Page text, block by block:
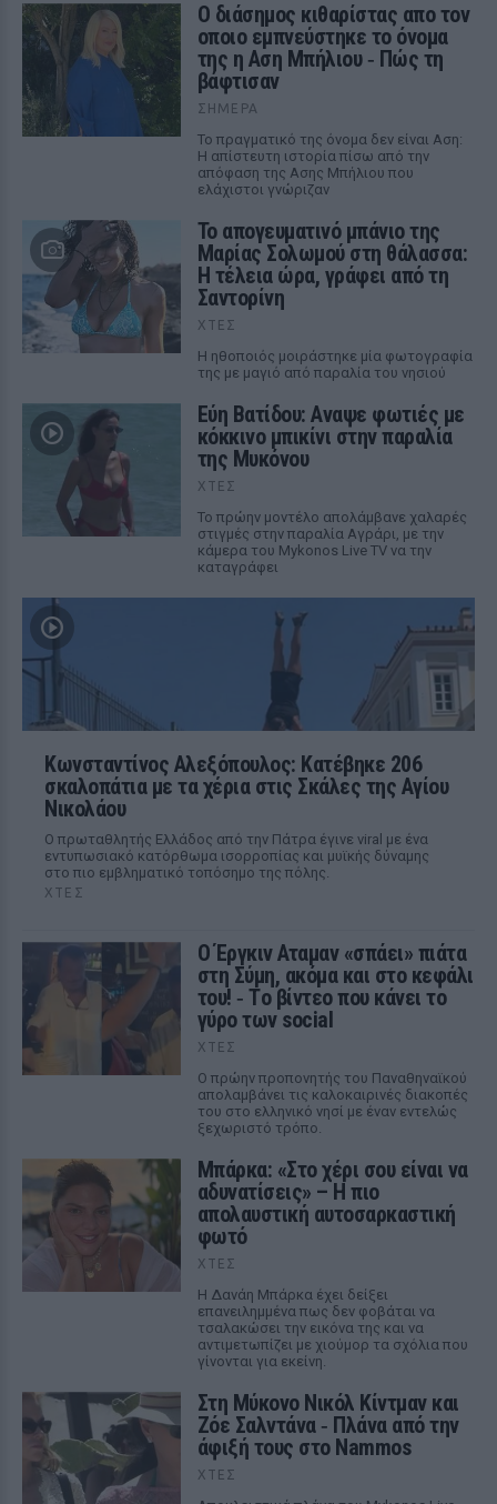
Ο διάσημος κιθαρίστας απο τον
οποιο εμπνεύστηκε το όνομα
της η Αση Μπήλιου ‑ Πώς τη
βάφτισαν
ΣΉΜΕΡΑ
Το πραγματικό της όνομα δεν είναι Αση:
Η απίστευτη ιστορία πίσω από την
απόφαση της Ασης Μπήλιου που
ελάχιστοι γνώριζαν
Το απογευματινό μπάνιο της
Μαρίας Σολωμού στη θάλασσα:
Η τέλεια ώρα, γράφει από τη
Σαντορίνη
ΧΤΕΣ
Η ηθοποιός μοιράστηκε μία φωτογραφία
της με μαγιό από παραλία του νησιού
Εύη Βατίδου: Αναψε φωτιές με
κόκκινο μπικίνι στην παραλία
της Μυκόνου
ΧΤΕΣ
Το πρώην μοντέλο απολάμβανε χαλαρές
στιγμές στην παραλία Αγράρι, με την
κάμερα του Mykonos Live TV να την
καταγράφει
Κωνσταντίνος Αλεξόπουλος: Κατέβηκε 206
σκαλοπάτια με τα χέρια στις Σκάλες της Αγίου
Νικολάου
Ο πρωταθλητής Ελλάδος από την Πάτρα έγινε viral με ένα
εντυπωσιακό κατόρθωμα ισορροπίας και μυϊκής δύναμης
στο πιο εμβληματικό τοπόσημο της πόλης.
ΧΤΕΣ
Ο Έργκιν Αταμαν «σπάει» πιάτα
στη Σύμη, ακόμα και στο κεφάλι
του! ‑ Tο βίντεο που κάνει το
γύρο των social
ΧΤΕΣ
Ο πρώην προπονητής του Παναθηναϊκού
απολαμβάνει τις καλοκαιρινές διακοπές
του στο ελληνικό νησί με έναν εντελώς
ξεχωριστό τρόπο.
Μπάρκα: «Στο χέρι σου είναι να
αδυνατίσεις» – Η πιο
απολαυστική αυτοσαρκαστική
φωτό
ΧΤΕΣ
Η Δανάη Μπάρκα έχει δείξει
επανειλημμένα πως δεν φοβάται να
τσαλακώσει την εικόνα της και να
αντιμετωπίζει με χιούμορ τα σχόλια που
γίνονται για εκείνη.
Στη Μύκονο Νικόλ Κίντμαν και
Ζόε Σαλντάνα ‑ Πλάνα από την
άφιξή τους στο Nammos
ΧΤΕΣ